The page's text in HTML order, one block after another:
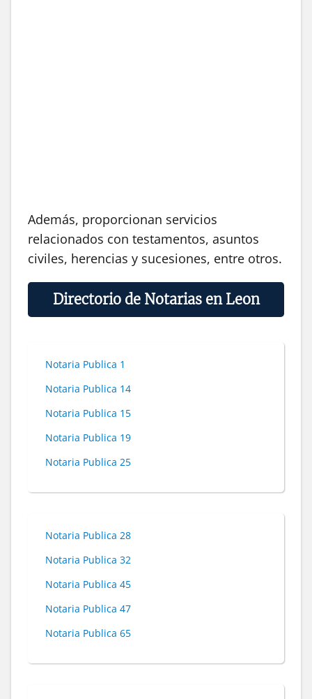
Además, proporcionan servicios
relacionados con testamentos, asuntos
civiles, herencias y sucesiones, entre otros.
Directorio de Notarias en Leon
Notaria Publica 1
Notaria Publica 14
Notaria Publica 15
Notaria Publica 19
Notaria Publica 25
Notaria Publica 28
Notaria Publica 32
Notaria Publica 45
Notaria Publica 47
Notaria Publica 65